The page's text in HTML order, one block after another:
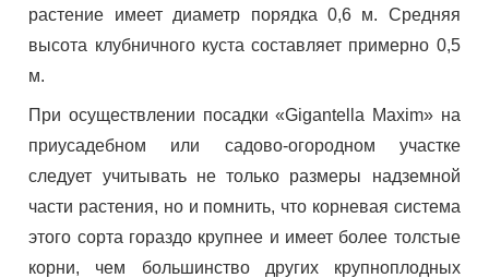
растение имеет диаметр порядка 0,6 м. Средняя
высота клубничного куста составляет примерно 0,5
м.
При осуществлении посадки «Gigantella Maxim» на
приусадебном или садово-огородном участке
следует учитывать не только размеры надземной
части растения, но и помнить, что корневая система
этого сорта гораздо крупнее и имеет более толстые
корни, чем большинство других крупноплодных